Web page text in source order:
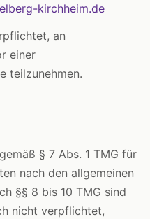
kirchheim.de
an
einer
teilzunehmen.
§ 7 Abs. 1 TMG für
nach den allgemeinen
§§ 8 bis 10 TMG sind
nicht verpflichtet,